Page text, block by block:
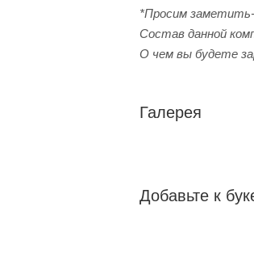
*Просим
Cостав данной
О чем вы будете
Галерея
Добавьте к